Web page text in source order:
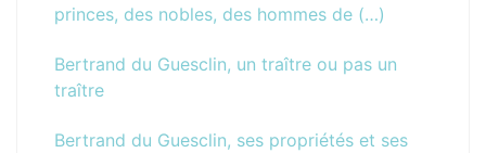
princes, des nobles, des hommes de (…)
Bertrand du Guesclin, un traître ou pas un
traître
Bertrand du Guesclin, ses propriétés et ses